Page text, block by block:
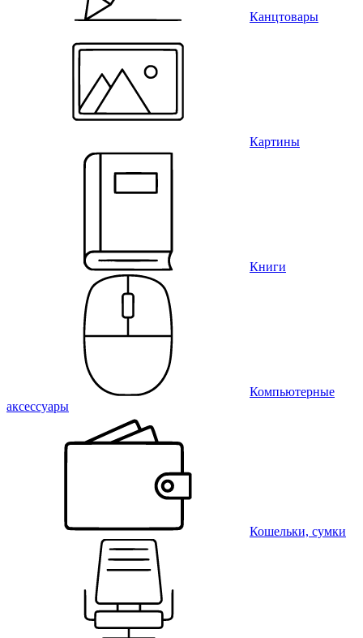
Канцтовары
Картины
Книги
Компьютерные
аксессуары
Кошельки, сумки